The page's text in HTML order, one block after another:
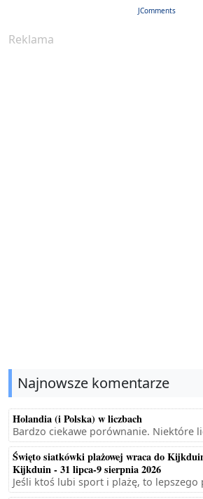
JComments
Reklama
Najnowsze komentarze
Holandia (i Polska) w liczbach
Bardzo ciekawe porównanie. Niektóre
Święto siatkówki plażowej wraca do
Kijkduin - 31 lipca-9 sierpnia 2026
Jeśli ktoś lubi sport i plażę, to lepszego